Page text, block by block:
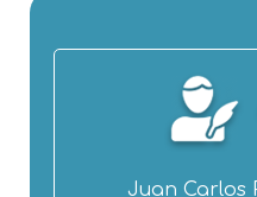
Juan Carlos